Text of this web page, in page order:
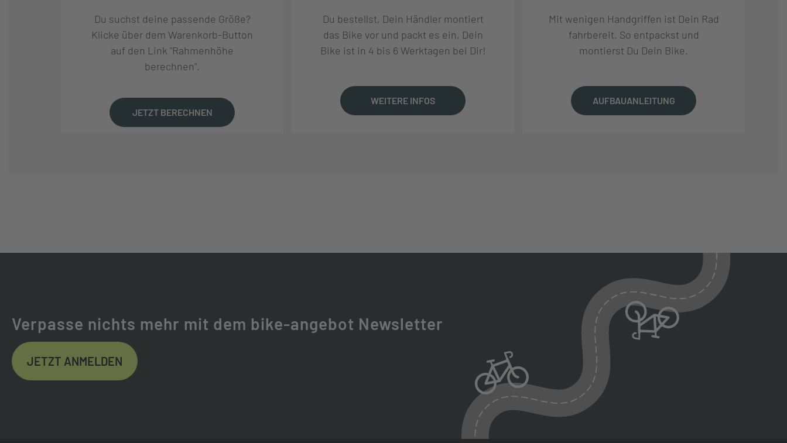
Du suchst deine passende Größe?
Klicke über dem Warenkorb-Button
auf den Link "Rahmenhöhe
berechnen".
JETZT BERECHNEN
Du bestellst, Dein Händler montiert
das Bike vor und packt es ein, Dein
Bike ist in 4 bis 6 Werktagen bei Dir!
WEITERE INFOS
Mit wenigen Handgriffen ist Dein Rad
fahrbereit. So entpackst und
montierst Du Dein Bike.
AUFBAUANLEITUNG
Verpasse nichts mehr mit dem bike-angebot Newsletter
JETZT ANMELDEN